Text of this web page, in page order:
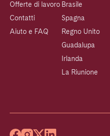
Offerte di lavoro
Contatti
Aiuto e FAQ
Brasile
Spagna
Regno Unito
Guadalupa
Irlanda
La Riunione